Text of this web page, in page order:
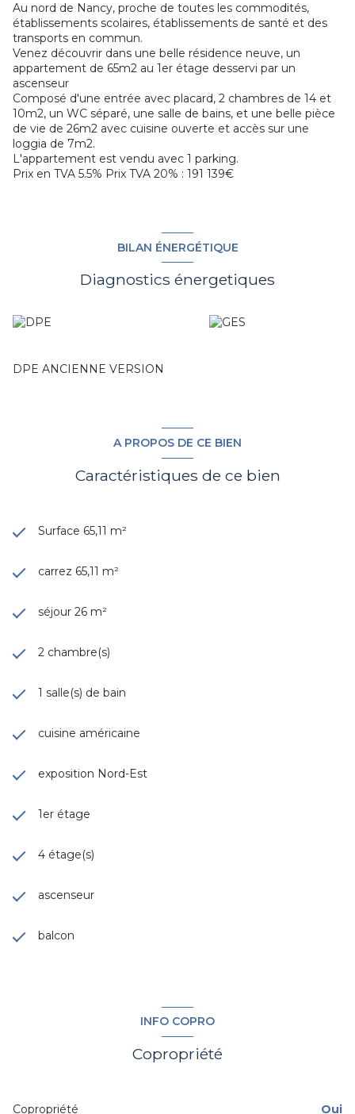
Au nord de Nancy, proche de toutes les commodités,
établissements scolaires, établissements de santé et des
transports en commun.
Venez découvrir dans une belle résidence neuve, un
appartement de 65m2 au 1er étage desservi par un
ascenseur
Composé d'une entrée avec placard, 2 chambres de 14 et
10m2, un WC séparé, une salle de bains, et une belle pièce
de vie de 26m2 avec cuisine ouverte et accès sur une
loggia de 7m2.
L'appartement est vendu avec 1 parking.
Prix en TVA 5.5% Prix TVA 20% : 191 139€
BILAN ÉNERGÉTIQUE
Diagnostics énergetiques
DPE ANCIENNE VERSION
A PROPOS DE CE BIEN
Caractéristiques de ce bien
Surface 65,11 m²
carrez 65,11 m²
séjour 26 m²
2 chambre(s)
1 salle(s) de bain
cuisine américaine
exposition Nord-Est
1er étage
4 étage(s)
ascenseur
balcon
INFO COPRO
Copropriété
Copropriété Oui